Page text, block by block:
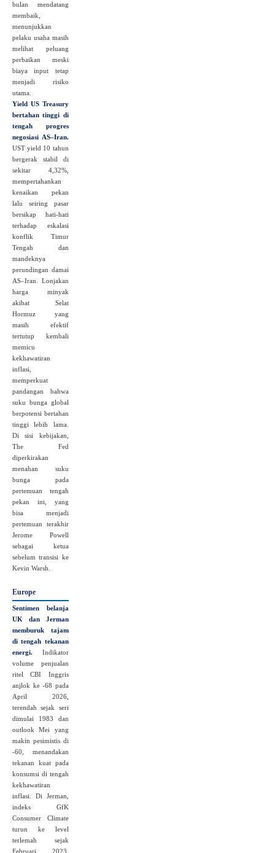
bulan mendatang
membaik,
menunjukkan
pelaku usaha masih
melihat peluang
perbaikan meski
biaya input tetap
menjadi risiko
utama.
Yield US Treasury
bertahan tinggi di
tengah progres
negosiasi AS–Iran.
UST yield 10 tahun
bergerak stabil di
sekitar 4,32%,
mempertahankan
kenaikan pekan
lalu seiring pasar
bersikap hati‑hati
terhadap eskalasi
konflik Timur
Tengah dan
mandeknya
perundingan damai
AS–Iran. Lonjakan
harga minyak
akibat Selat
Hormuz yang
masih efektif
tertutup kembali
memicu
kekhawatiran
inflasi,
memperkuat
pandangan bahwa
suku bunga global
berpotensi bertahan
tinggi lebih lama.
Di sisi kebijakan,
The Fed
diperkirakan
menahan suku
bunga pada
pertemuan tengah
pekan ini, yang
bisa menjadi
pertemuan terakhir
Jerome Powell
sebagai ketua
sebelum transisi ke
Kevin Warsh.
Europe
Sentimen belanja
UK dan Jerman
memburuk tajam
di tengah tekanan
energi. Indikator
volume penjualan
ritel CBI Inggris
anjlok ke -68 pada
April 2026,
terendah sejak seri
dimulai 1983 dan
outlook Mei yang
makin pesimistis di
-60, menandakan
tekanan kuat pada
konsumsi di tengah
kekhawatiran
inflasi. Di Jerman,
indeks GfK
Consumer Climate
turun ke level
terlemah sejak
Februari 2023,